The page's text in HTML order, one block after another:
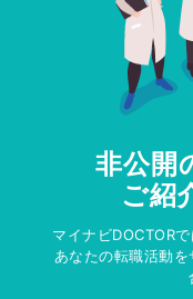
非公開
ご紹
マイナビDOCTOR
あなたの転職活動